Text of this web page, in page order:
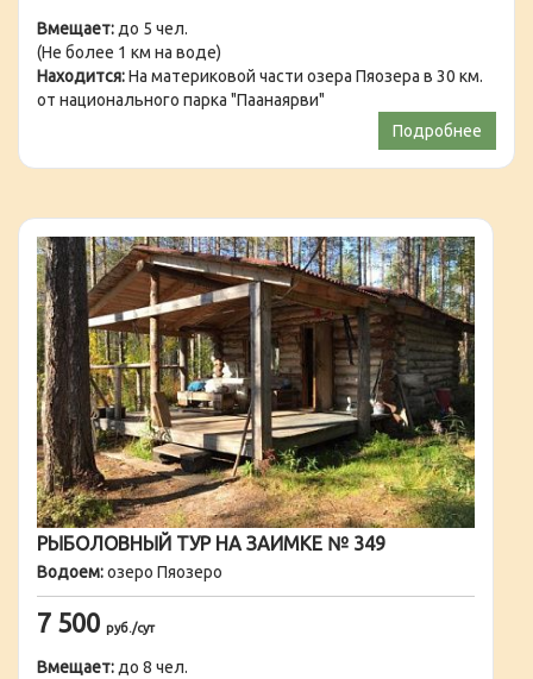
Вмещает: до 5 чел.
(Не более 1 км на воде)
Находится:На материковой части озера Пяозера в 30 км.
от национального парка "Паанаярви"
Подробнее
РЫБОЛОВНЫЙ ТУР НА ЗАИМКЕ № 349
Водоем:озеро Пяозеро
7 500 руб./сут
Вмещает:до 8 чел.